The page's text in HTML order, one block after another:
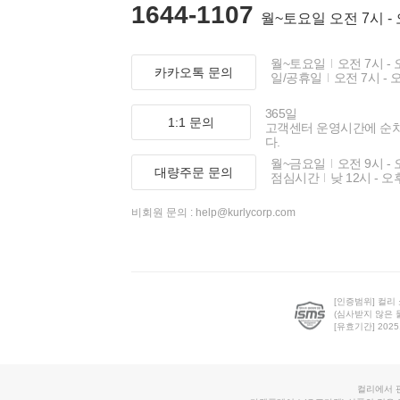
1644-1107 월~토요일 오전 7시 -
카카오톡 문의
월~토요일
오전 7시 -
일/공휴일
오전 7시 -
1:1 문의
365일
고객센터 운영시간에 순
다.
대량주문 문의
월~금요일
오전 9시 -
점심시간
낮 12시 - 오
비회원 문의 : help@kurlycorp.com
[인증범위] 컬리
(심사받지 않은
[유효기간]
컬리에서